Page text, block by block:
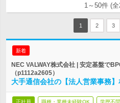
1～50件 (
1 2 3
新着
NEC VALWAY株式会社 | 安定基盤で
（p1112a2605）
大手通信会社の【法人営業事務
正社員 職種・業種未経験OK 学歴不問